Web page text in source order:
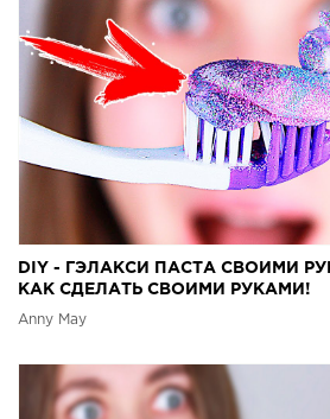
DIY - ГЭЛАКСИ ПАСТА СВОИМИ
КАК СДЕЛАТЬ СВОИМИ РУКАМИ!
Anny May